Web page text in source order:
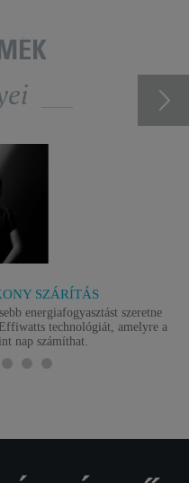
SZÁRÍTÁS
energiafogyasztást szeretne
technológiát, amelyre a
nap számíthat.